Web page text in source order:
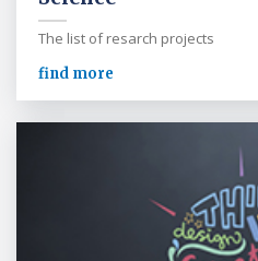
The list of resarch projects
find more